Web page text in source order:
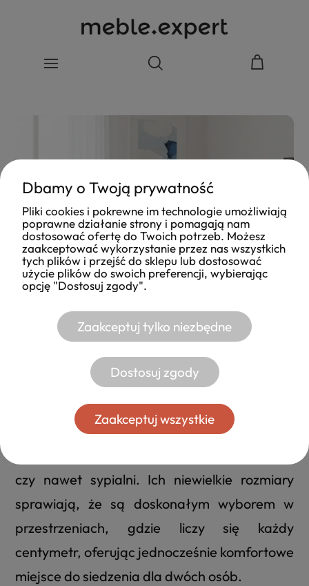
MAŁE I UŻYTECZNE
Sofy dwuosobowe
Sofy dwuosobowe, znane również jako
kanapy dla dwóch osób, to kompaktowe i
wygodne rozwiązanie do każdego wnętrza,
czy nawet sypialni. Ich niewielkie rozmiary
sprawiają, że są doskonałym wyborem w
przestrzeniach, gdzie liczy się każdy
centymetr, oferując jednocześnie komfortowe
miejsce do siedzenia dla dwóch osób.
Dbamy o Twoją prywatność
Pliki cookies i pokrewne im technologie umożliwiają
poprawne działanie strony i pomagają nam
dostosować ofertę do Twoich potrzeb. Możesz
zaakceptować wykorzystanie przez nas wszystkich
tych plików i przejść do sklepu lub dostosować
użycie plików do swoich preferencji, wybierając
opcję "Dostosuj zgody".
Zaakceptuj tylko niezbędne
Dostosuj zgody
Zaakceptuj wszystkie